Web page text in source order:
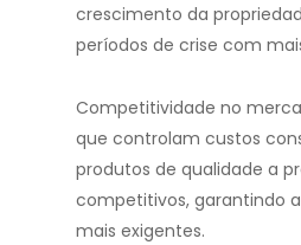
crescimento da
períodos de crise com
Competitividade no
que controlam custos
produtos de qualidade a
competitivos, garantindo
mais exigentes.